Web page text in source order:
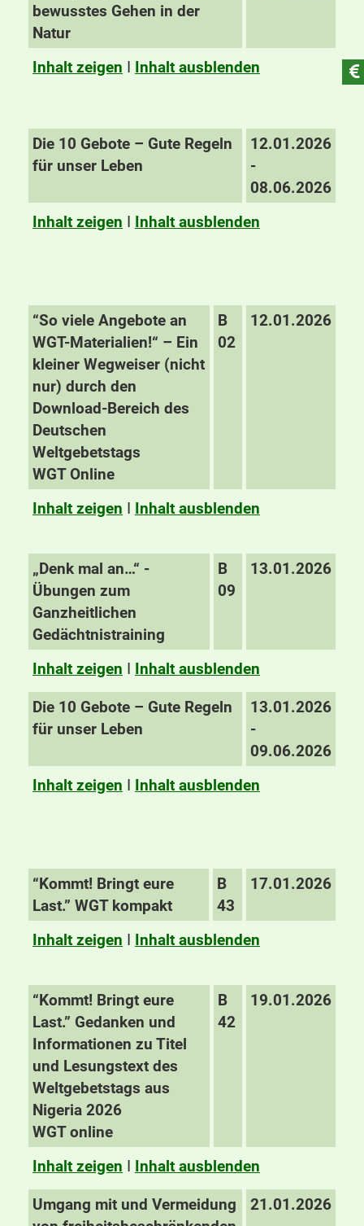
bewusstes Gehen in der
Natur
Inhalt zeigen I Inhalt ausblenden
Die 10 Gebote – Gute Regeln
für unser Leben
12.01.2026
-
08.06.2026
Inhalt zeigen I Inhalt ausblenden
“So viele Angebote an
WGT-Materialien!“ – Ein
kleiner Wegweiser (nicht
nur) durch den
Download-Bereich des
Deutschen
Weltgebetstags
WGT Online
B
02
12.01.2026
Inhalt zeigen I Inhalt ausblenden
„Denk mal an…“ -
Übungen zum
Ganzheitlichen
Gedächtnistraining
B
09
13.01.2026
Inhalt zeigen I Inhalt ausblenden
Die 10 Gebote – Gute Regeln
für unser Leben
13.01.2026
-
09.06.2026
Inhalt zeigen I Inhalt ausblenden
“Kommt! Bringt eure
Last.” WGT kompakt
B
43
17.01.2026
Inhalt zeigen I Inhalt ausblenden
“Kommt! Bringt eure
Last.” Gedanken und
Informationen zu Titel
und Lesungstext des
Weltgebetstags aus
Nigeria 2026
WGT online
B
42
19.01.2026
Inhalt zeigen I Inhalt ausblenden
Umgang mit und Vermeidung
21.01.2026